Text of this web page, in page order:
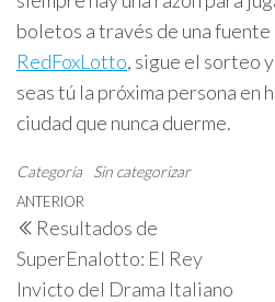
boletos a través de una
RedFoxLotto, sigue el sorteo
seas tú la próxima persona en
ciudad que nunca duerme.
Categoría Sin categorizar
Navegación
de
entradas
Entrada
anterior
ANTERIOR
Resultados de
SuperEnalotto: El Rey
Invicto del Drama Italiano